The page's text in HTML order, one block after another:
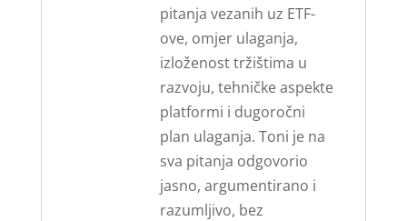
pitanja vezanih uz ETF-
ove, omjer ulaganja,
izloženost tržištima u
razvoju, tehničke aspekte
platformi i dugoročni
plan ulaganja. Toni je na
sva pitanja odgovorio
jasno, argumentirano i
razumljivo, bez